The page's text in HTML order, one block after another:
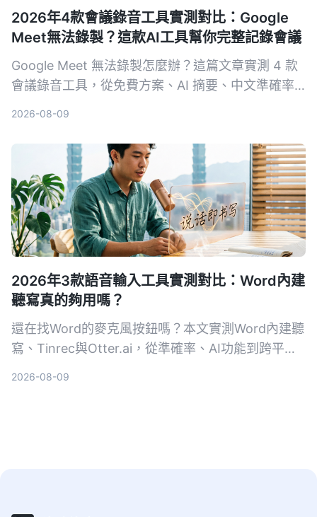
2026年4款會議錄音工具實測對比：Google
Meet無法錄製？這款AI工具幫你完整記錄會議
Google Meet 無法錄製怎麼辦？這篇文章實測 4 款
會議錄音工具，從免費方案、AI 摘要、中文準確率
2026-08-09
2026年3款語音輸入工具實測對比：Word內建
聽寫真的夠用嗎？
還在找Word的麥克風按鈕嗎？本文實測Word內建聽
寫、Tinrec與Otter.ai，從準確率、AI功能到跨平台
2026-08-09